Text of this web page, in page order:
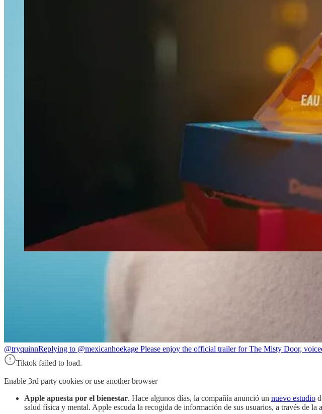
@tryquinnReplying to @mexicanhoekage Please enjoy the official trailer for The Misty Door,
Tiktok failed to load.
Enable 3rd party cookies or use another browser
Apple apuesta por el bienestar. Hace algunos días, la compañía anunció un nuevo estudio
salud física y mental. Apple escuda la recogida de información de sus usuarios, a través de